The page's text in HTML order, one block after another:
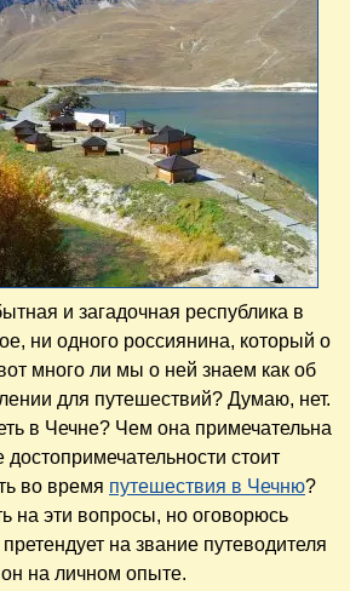
и загадочная республика в
ни одного россиянина, который о
много ли мы о ней знаем как об
для путешествий? Думаю, нет.
в Чечне? Чем она примечательна
достопримечательности стоит
во время путешествия в Чечню?
на эти вопросы, но оговорюсь
на звание путеводителя
на личном опыте.